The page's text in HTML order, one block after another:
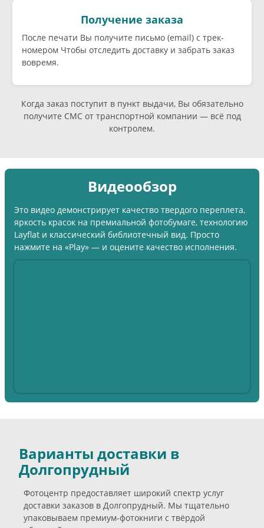
Получение заказа
После печати Вы получите письмо (email) c трек-
номером Чтобы отследить доставку и забрать заказ
вовремя.
Когда заказ поступит в пункт выдачи, Вы обязательно
получите СМС от транспортной компании — всё под
контролем.
Видеообзор
Это видео демонстрирует качество твердого переплета,
яркость красок на премиальной фотобумаге, технологию
Layflat и классический библиотечный вид. Просто
нажмите на «Play» — и оцените качество исполнения.
Варианты доставки в
Долгопрудный
Фотоцентр предоставляет широкий спектр услуг
доставки заказов в Долгопрудный. Мы тщательно
упаковываем премиум-фотокниги с твёрдой